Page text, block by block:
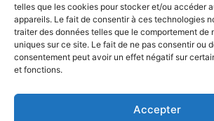
telles que les cookies pour stocker et/ou accéder
appareils. Le fait de consentir à ces technologies
traiter des données telles que le comportement de
uniques sur ce site. Le fait de ne pas consentir ou
consentement peut avoir un effet négatif sur
et fonctions.
Accepter
a
h
e
s